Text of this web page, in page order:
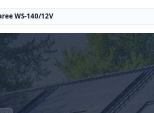
WS-140/12V